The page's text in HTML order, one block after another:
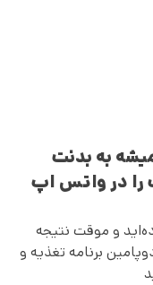
به بدنت
را در واتس اپ
و موقت نتیجه
برنامه تغذیه و